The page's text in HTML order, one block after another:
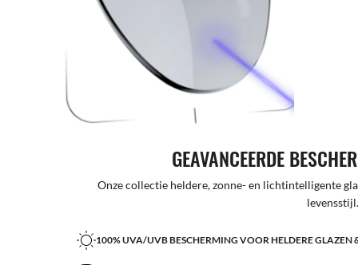
GEAVANCEERDE
Onze collectie heldere, zonne- en lichtintelligente
levensstijl.
100% UVA/UVB BESCHERMING VOOR HELDERE GLAZEN